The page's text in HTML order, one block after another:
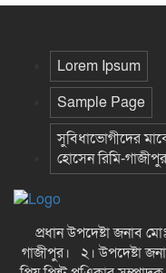
Lorem Ipsum
Sample Page
সুবিধাভোগীদের
হোসেন রিমি-
প্রধান উপদেষ্টা
গাজীপুর। ২। উপদেষ্টা